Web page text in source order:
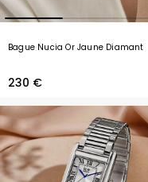
Bague Nucia Or Jaune Diamant
230 €